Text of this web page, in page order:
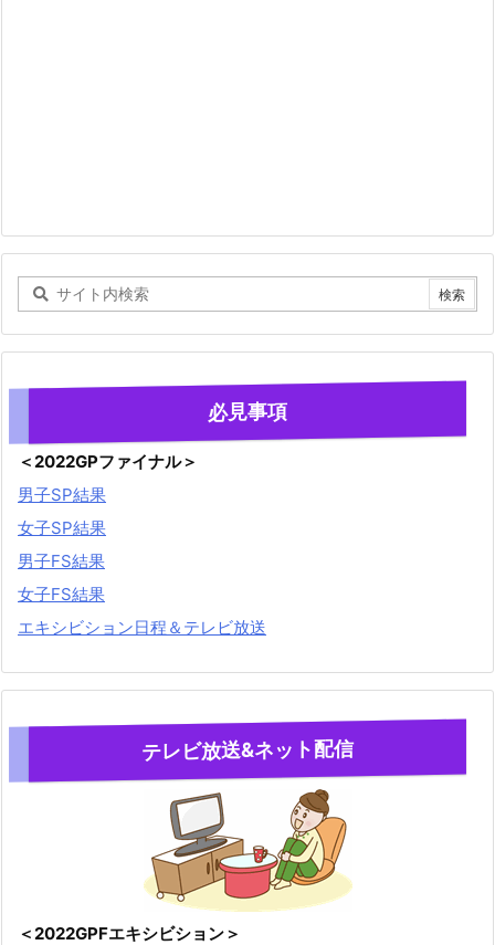
必見事項
＜2022GPファイナル＞
男子SP結果
女子SP結果
男子FS結果
女子FS結果
エキシビション日程＆テレビ放送
テレビ放送&ネット配信
＜2022GPFエキシビション＞